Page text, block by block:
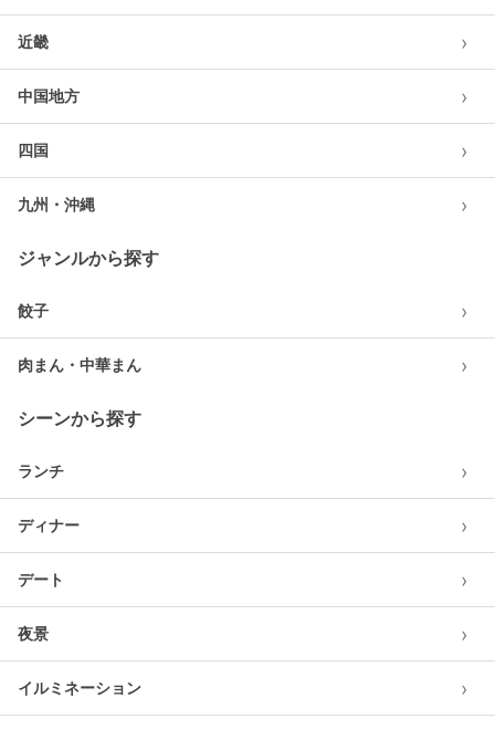
近畿 ›
中国地方 ›
四国 ›
九州・沖縄 ›
ジャンルから探す
餃子 ›
肉まん・中華まん ›
シーンから探す
ランチ ›
ディナー ›
デート ›
夜景 ›
イルミネーション ›